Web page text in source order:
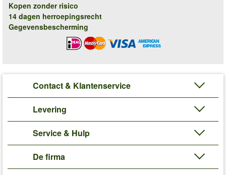
Kopen zonder risico
14 dagen herroepingsrecht
Gegevensbescherming
Contact & Klantenservice
Levering
Service & Hulp
De firma